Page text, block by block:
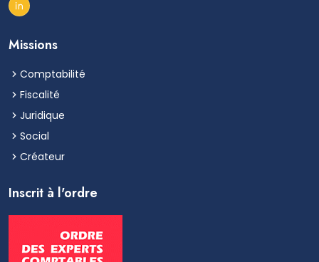
Missions
Comptabilité
Fiscalité
Juridique
Social
Créateur
Inscrit à l'ordre